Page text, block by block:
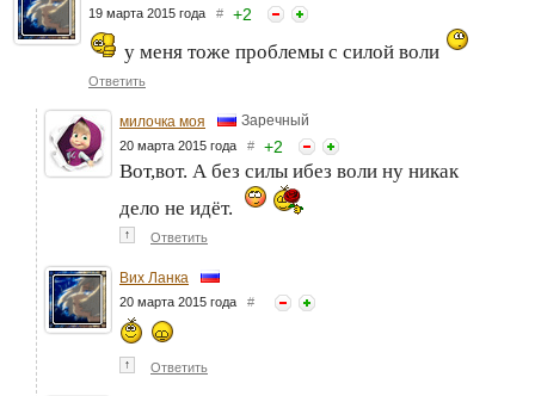
19 марта 2015 года # +2
у меня тоже проблемы с силой воли
Ответить
милочка моя Заречный
20 марта 2015 года # +2
Вот,вот. А без силы ибез воли ну никак
дело не идёт.
↑ Ответить
Вих Ланка
20 марта 2015 года #
↑ Ответить